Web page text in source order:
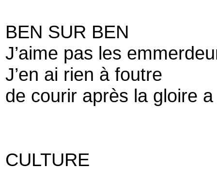
BEN SUR BEN
J’aime pas les
J’en ai rien à foutre
de courir après la gloire
CULTURE